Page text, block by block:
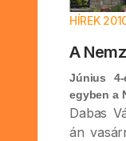
HÍREK
A
Június
egyben a
Dabas
án